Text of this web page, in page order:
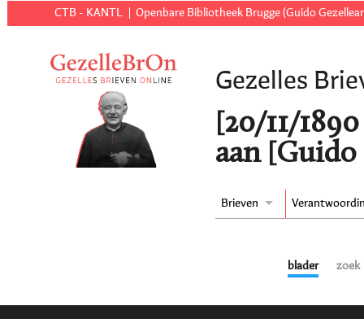
CTB - KANTL Openbare Bibliotheek Brugge (Guido
Gezelles
[20/11/
aan [Guido
Brieven
blader zoek